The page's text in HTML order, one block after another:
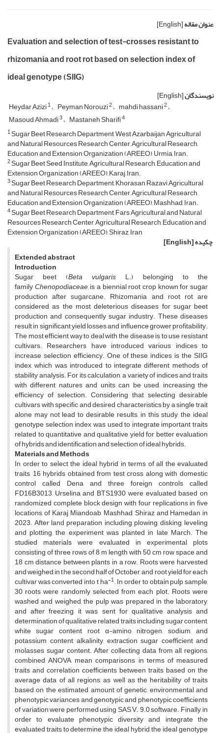
عنوان مقاله[English]
Evaluation and selection of test-crosses resistant to
rhizomania and root rot based on selection index of
ideal genotype (SIIG)
نویسندگان[English]
Heydar Azizi1 Peyman Norouzi2 mahdi hassani2
Masoud Ahmadi3 Mastaneh Sharifi4
1Sugar Beet Research Department, West Azarbaijan Agricultural
and Natural Resources Research Center, Agricultural Research,
Education and Extension Organization (AREEO), Urmia, Iran.
2Sugar Beet Seed Institute, Agricultural Research, Education and
Extension Organization (AREEO), Karaj, Iran.
3Sugar Beet Research Department, Khorasan Razavi Agricultural
and Natural Resources Research Center, Agricultural Research,
Education and Extension Organization (AREEO), Mashhad, Iran.
4Sugar Beet Research Department, Fars Agricultural and Natural
Resources Research Center, Agricultural Research, Education and
Extension Organization (AREEO), Shiraz, Iran
چکیده[English]
Extendedabstract
Introduction
Sugar beet (Beta vulgaris L.), belonging to the
familyChenopodiaceae, is a biennial root crop known for sugar
production after sugarcane. Rhizomania and root rot are
considered as the most deleterious diseases for sugar beet
production and consequently sugar industry. These diseases
result in significant yield losses and influence grower profitability.
The most efficient way to deal with the disease is to use resistant
cultivars. Researchers have introduced various indices to
increase selection efficiency. One of these indices is the SIIG
index, which was introduced to integrate different methods of
stability analysis. For its calculation, a variety of indices and traits
with different natures and units can be used, increasing the
efficiency of selection. Considering that selecting desirable
cultivars with specific and desired characteristics by a single trait
alone may not lead to desirable results, in this study, the ideal
genotype selection index was used to integrate important traits
related to quantitative and qualitative yield for better evaluation
of hybrids and identification and selection of ideal hybrids.
Materials and Methods
In order to select the ideal hybrid in terms of all the evaluated
traits, 16 hybrids obtained from test cross along with domestic
control called Dena and three foreign controls called
FD16B3013, Urselina and BTS1930 were evaluated based on
randomized complete block design with four replications in five
locations of Karaj, Miandoab, Mashhad, Shiraz and Hamedan in
2023. After land preparation including plowing, disking, leveling
and plotting, the experiment was planted in late March. The
studied materials were evaluated in experimental plots
consisting of three rows of 8 m length with 50 cm row space and
18 cm distance between plants in a row. Roots were harvested
and weighed in the second half of October, and root yield for each
cultivar was converted into t ha-1. In order to obtain pulp sample,
30 roots were randomly selected from each plot. Roots were
washed and weighed, the pulp was prepared in the laboratory,
and after freezing, it was sent for qualitative analysis and
determination of qualitative related traits including sugar content,
white sugar content, root α-amino nitrogen, sodium, and
potassium content, alkalinity, extraction sugar coefficient and
molasses sugar content. After collecting data from all regions,
combined ANOVA, mean comparisons in terms of measured
traits and correlation coefficients between traits based on the
average data of all regions, as well as the heritability of traits
based on the estimated amount of genetic, environmental and
phenotypic variances and genotypic and phenotypic coefficients
of variation were performed using SAS V. 9.0 software. Finally, in
order to evaluate phenotypic diversity and integrate the
evaluated traits to determine the ideal hybrid, the ideal genotype